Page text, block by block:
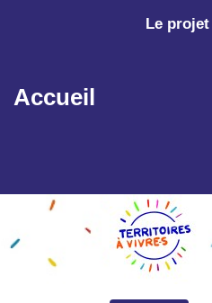
Aller au contenu principal
Accueil
Le projet